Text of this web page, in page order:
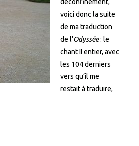
déconfinement,
voici donc la suite
de ma traduction
de l’Odyssée: le
chant II entier, avec
les 104 derniers
vers qu’il me
restait à traduire,